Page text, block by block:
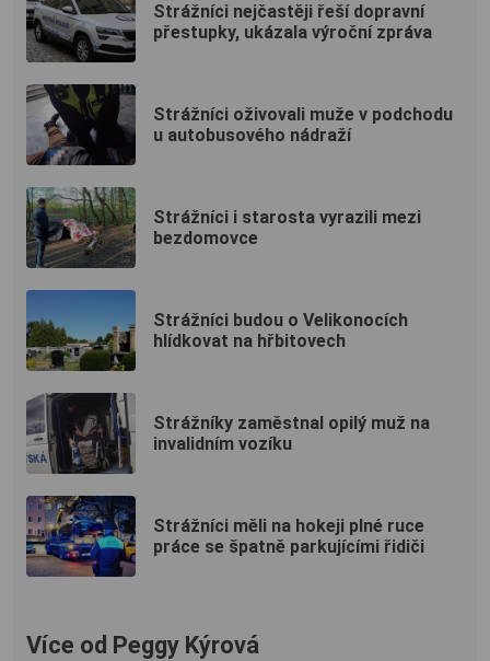
Strážníci nejčastěji řeší dopravní
přestupky, ukázala výroční zpráva
Strážníci oživovali muže v podchodu
u autobusového nádraží
Strážníci i starosta vyrazili mezi
bezdomovce
Strážníci budou o Velikonocích
hlídkovat na hřbitovech
Strážníky zaměstnal opilý muž na
invalidním vozíku
Strážníci měli na hokeji plné ruce
práce se špatně parkujícími řidiči
Více od Peggy Kýrová